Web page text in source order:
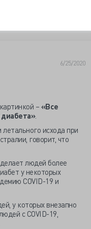
6/25/2020
– «Все
диабета».
исхода при
говорит, что
людей более
у некоторых
COVID-19 и
у которых внезапно
с COVID-19,